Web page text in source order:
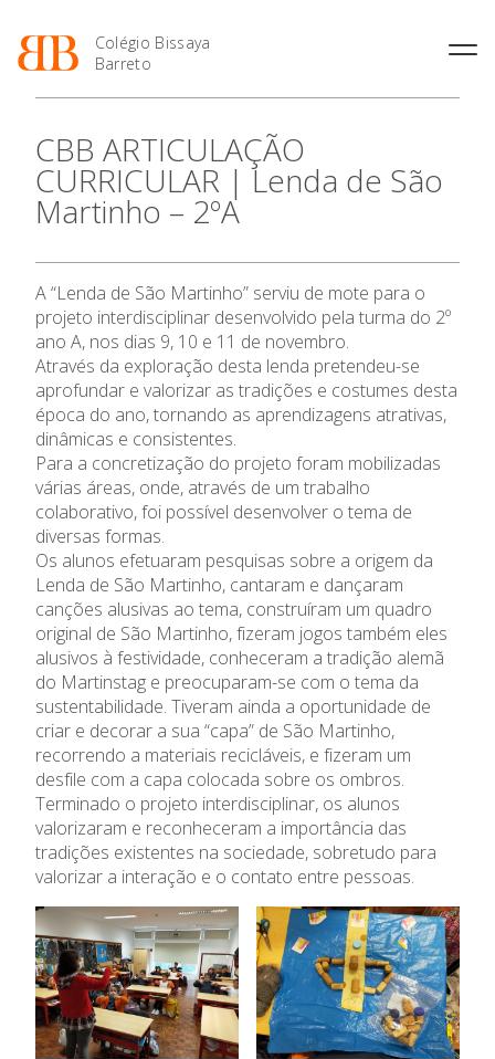
Colégio Bissaya
Barreto
O Colégio
Projeto Educativo
Organização
Colaboradores Docentes
Instalações
Ofertas de emprego
Regulamentos
Jornal “O Coreto”
Privacidade
Oferta Formativa
Enriquecimento Curricular
Oferta Curricular
Atividades Extracurriculares
Atividades de Interrupção
Letiva
Academia de Línguas
Ensino Profissional
Profissionais
Matrículas
Horários e Manuais
Termalismo
Curso de Técnico/a de Apoio
à Família e à Comunidade
Ofertas de Emprego
Ano Letivo
2027
Calendários
Portal do Professor
de Educação
SIGE
Secretariado de Exames
Admissão
Informações
APEE
Notícias
CBB ARTICULAÇÃO
CURRICULAR | Lenda de São
Martinho – 2ºA
A “Lenda de São Martinho” serviu de mote para o
projeto interdisciplinar desenvolvido pela turma do 2º
ano A, nos dias 9, 10 e 11 de novembro.
Através da exploração desta lenda pretendeu-se
aprofundar e valorizar as tradições e costumes desta
época do ano, tornando as aprendizagens atrativas,
dinâmicas e consistentes.
Para a concretização do projeto foram mobilizadas
várias áreas, onde, através de um trabalho
colaborativo, foi possível desenvolver o tema de
diversas formas.
Os alunos efetuaram pesquisas sobre a origem da
Lenda de São Martinho, cantaram e dançaram
canções alusivas ao tema, construíram um quadro
original de São Martinho, fizeram jogos também eles
alusivos à festividade, conheceram a tradição alemã
do Martinstag e preocuparam-se com o tema da
sustentabilidade. Tiveram ainda a oportunidade de
criar e decorar a sua “capa” de São Martinho,
recorrendo a materiais recicláveis, e fizeram um
desfile com a capa colocada sobre os ombros.
Terminado o projeto interdisciplinar, os alunos
valorizaram e reconheceram a importância das
tradições existentes na sociedade, sobretudo para
valorizar a interação e o contato entre pessoas.